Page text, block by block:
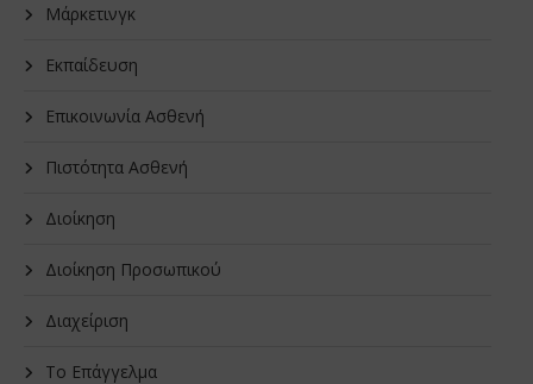
Μάρκετινγκ
Εκπαίδευση
Επικοινωνία Ασθενή
Πιστότητα Ασθενή
Διοίκηση
Διοίκηση Προσωπικού
Διαχείριση
Το Επάγγελμα